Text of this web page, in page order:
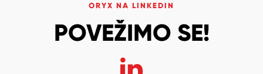
ORYX NA LINKEDIN
POVEŽIMO SE!